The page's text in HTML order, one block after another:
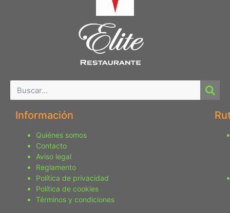
Información
Quiénes somos
Contacto
Aviso legal
Reglamento
Política de privacidad
Política de cookies
Términos y condiciones